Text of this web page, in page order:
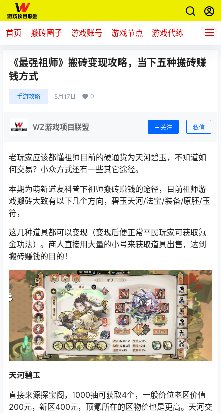
首页 搬砖圈子 游戏账号 游戏节点 游戏代练 新游推
《最强祖师》搬砖变现攻略，当下五种搬砖赚
钱方式
手游攻略 5月17日 0
WZ游戏项目联盟 关注 私信
老玩家应该都懂祖师目前的硬通货为天河碧玉，不知道如
何交易？小众方式还有一些其它途径。
本期为萌新道友科普下祖师搬砖赚钱的途径，目前祖师游
戏搬砖大致有以下几个方向，碧玉天河/法宝/装备/原胚/玉
符，
这几种道具都可以变现（变现后便正常平民玩家可获取氪
金功法）。商人直接用大量的小号来获取道具出售，达到
搬砖赚钱的目的！
天河碧玉
直接来源探宝阁，1000抽可获取4个，一般价位老区价值
200元，新区400元，顶氪所在的区物价也是更高。天河交